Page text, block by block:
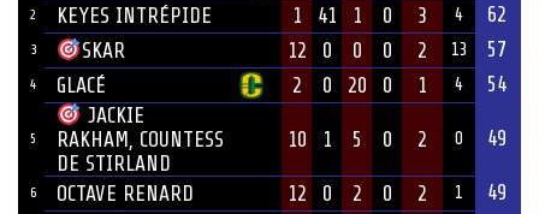
2 KEYES INTRÉPIDE 1 41 1 0 3 4 62
3 SKAR 12 0 0 0 2 13 57
4 GLACÉ 2 0 20 0 1 4 54
5
JACKIE
RAKHAM, COUNTESS
DE STIRLAND
10 1 5 0 2 0 49
6 OCTAVE RENARD 12 0 2 0 2 1 49